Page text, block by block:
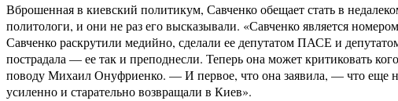
Вброшенная в киевский политикум, Савченко обещает стать в
политологи, и они не раз его высказывали. «Савченко является
Савченко раскрутили медийно, сделали ее депутатом ПАСЕ и
пострадала — ее так и преподнесли. Теперь она может критиковать
поводу Михаил Онуфриенко. — И первое, что она заявила, — что еще не
усиленно и старательно возвращали в Киев».